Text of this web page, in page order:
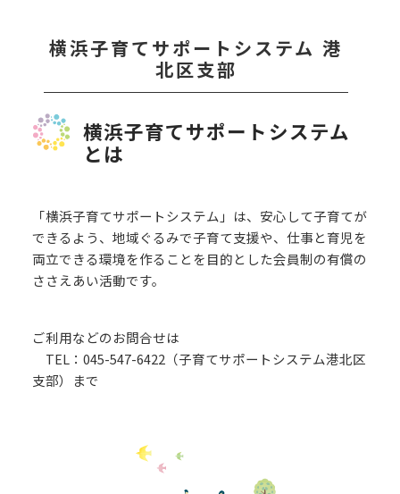
横浜子育てサポートシステム 港
北区支部
横浜子育てサポートシステム
とは
「横浜子育てサポートシステム」は、安心して子育てが
できるよう、地域ぐるみで子育て支援や、仕事と育児を
両立できる環境を作ることを目的とした会員制の有償の
ささえあい活動です。
ご利用などのお問合せは
TEL：045-547-6422（子育てサポートシステム港北区
支部）まで